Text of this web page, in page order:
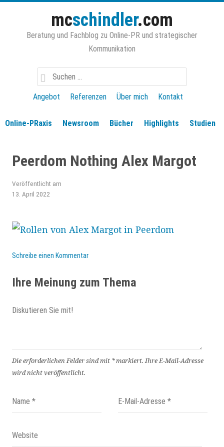
mcschindler.com
Beratung und Fachblog zu Online-PR und strategischer
Kommunikation
Suchen
nach:
Angebot
Referenzen Über mich Kontakt
Online-PRaxis Newsroom Bücher Highlights Studien
Peerdom Nothing Alex Margot
Veröffentlicht am
13. April 2022
Schreibe einen Kommentar
Ihre Meinung zum Thema
Die erforderlichen Felder sind mit *markiert.Ihre E-Mail-Adresse
wird nicht veröffentlicht.